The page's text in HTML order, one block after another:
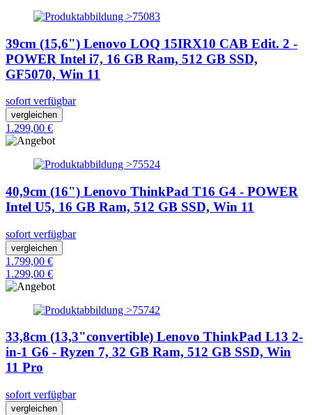
39cm (15,6") Lenovo LOQ 15IRX10 CAB Edit. 2 -
POWER Intel i7, 16 GB Ram, 512 GB SSD,
GF5070, Win 11
sofort verfügbar
vergleichen
1.299,00 €
40,9cm (16") Lenovo ThinkPad T16 G4 - POWER
Intel U5, 16 GB Ram, 512 GB SSD, Win 11
sofort verfügbar
vergleichen
1.799,00 €
1.299,00 €
33,8cm (13,3"convertible) Lenovo ThinkPad L13 2-
in-1 G6 - Ryzen 7, 32 GB Ram, 512 GB SSD, Win
11 Pro
sofort verfügbar
vergleichen